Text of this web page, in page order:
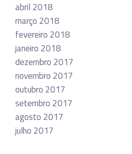
abril 2018
março 2018
fevereiro 2018
janeiro 2018
dezembro 2017
novembro 2017
outubro 2017
setembro 2017
agosto 2017
julho 2017